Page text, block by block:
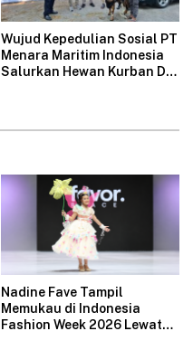
Wujud Kepedulian Sosial PT
Menara Maritim Indonesia
Salurkan Hewan Kurban Di
Nadine Fave Tampil
Memukau di Indonesia
Fashion Week 2026 Lewat